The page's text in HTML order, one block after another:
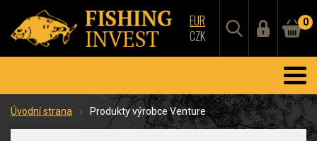
EUR
CZK
0
Úvodní strana Produkty výrobce Venture